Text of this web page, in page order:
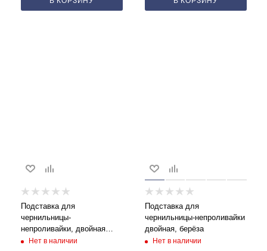
Подставка для
чернильницы-
непроливайки, двойная
фиолетовая (блеск)
Нет в наличии
Подставка для
чернильницы-непроливайки
двойная, берёза
Нет в наличии